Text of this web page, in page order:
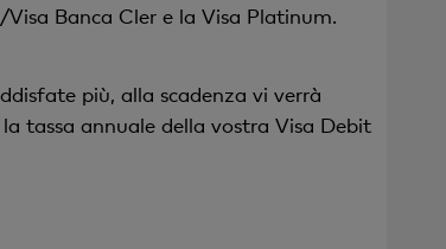
Banca Cler e la Visa Platinum.
più, alla scadenza vi verrà
tassa annuale della vostra Visa Debit